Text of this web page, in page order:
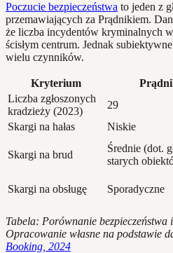
Poczucie bezpieczeństwa to jeden z
przemawiających za Prądnikiem.
że liczba incydentów kryminalnych
ścisłym centrum. Jednak
wielu czynników.
Kryterium
Liczba zgłoszonych
kradzieży (2023)
29
Skargi na hałas
Niskie
Skargi na brud
Średnie (dot.
starych
Skargi na obsługę
Sporadyczne
Tabela: Porównanie bezpieczeństwa
Opracowanie własne na podstawie
Booking, 2024